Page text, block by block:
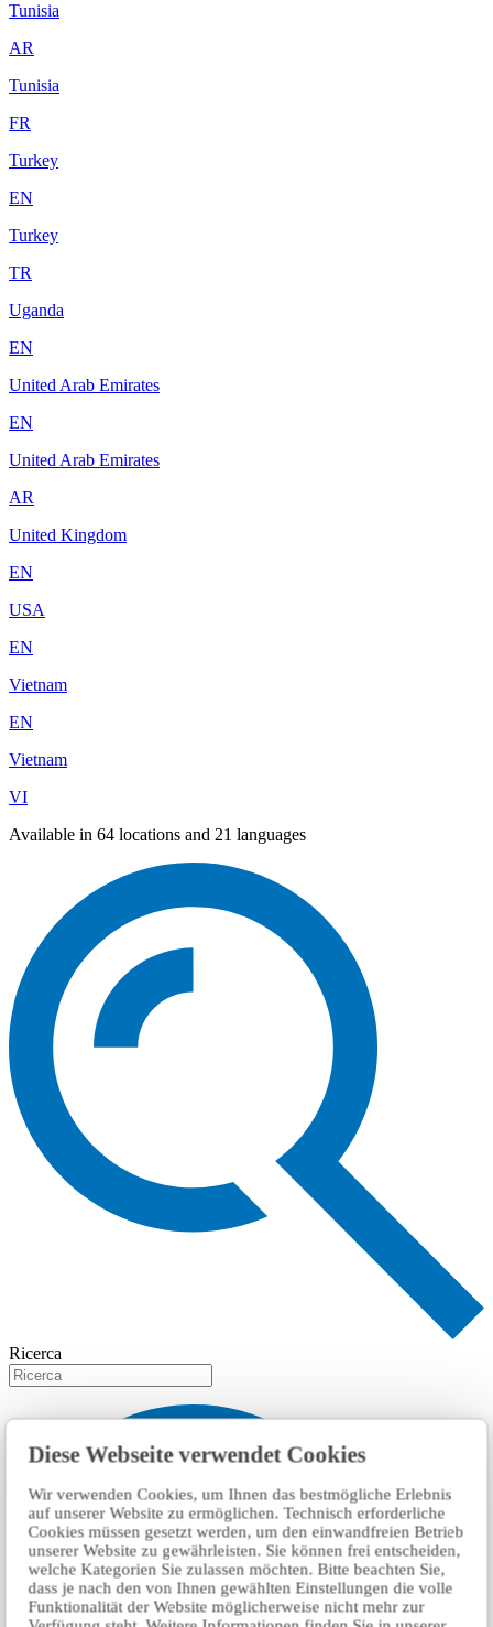
Diese Webseite verwendet Cookies
Wir verwenden Cookies, um Ihnen das bestmögliche Erlebnis
auf unserer Website zu ermöglichen. Technisch erforderliche
Cookies müssen gesetzt werden, um den einwandfreien Betrieb
unserer Website zu gewährleisten. Sie können frei entscheiden,
welche Kategorien Sie zulassen möchten. Bitte beachten Sie,
dass je nach den von Ihnen gewählten Einstellungen die volle
Funktionalität der Website möglicherweise nicht mehr zur
Tunisia
AR
Tunisia
FR
Turkey
EN
Turkey
TR
Uganda
EN
United Arab Emirates
EN
United Arab Emirates
AR
United Kingdom
EN
USA
EN
Vietnam
EN
Vietnam
VI
Available in 64 locations and 21 languages
Ricerca